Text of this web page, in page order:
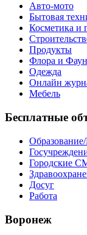
Авто-мото
Бытовая
Косметика и
Продукты
Флора и
Одежда
Онлайн
Мебель
Бесплатные
Образование/
Городские
Досуг
Работа
Воронеж